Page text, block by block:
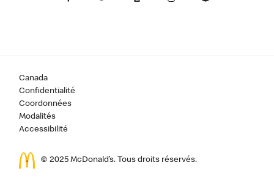
Canada
Confidentialité
Coordonnées
Modalités
Accessibilité
© 2025 McDonald’s. Tous droits réservés.